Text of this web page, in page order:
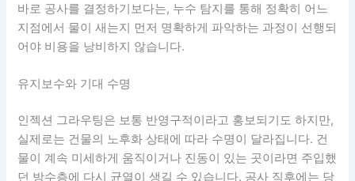
바로 공사를 결정하기보다는, 누수 탐지를 통해 정확히 어느
지점에서 물이 새는지 먼저 명확하게 파악하는 과정이 선행되
어야 비용을 낭비하지 않습니다.
유지보수와 기대 수명
인젝션 그라우팅은 보통 반영구적이라고 홍보되기도 하지만,
실제로는 건물의 노후화 상태에 따라 수명이 달라집니다. 건
물이 계속 미세하게 움직이거나 진동이 있는 곳이라면 주입했
던 방수층에 다시 균열이 생길 수 있습니다. 공사 직후에는 당